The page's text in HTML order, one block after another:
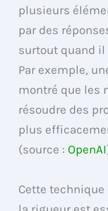
plusieurs
par des
surtout quand
Par exemple,
montré que les
résoudre des
plus
(source :OpenAI
Cette